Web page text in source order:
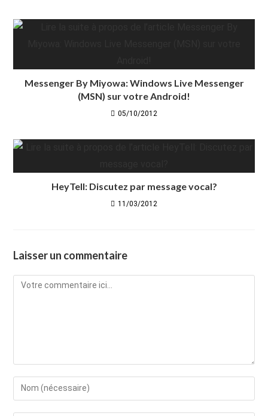
Messenger By Miyowa: Windows Live Messenger
(MSN) sur votre Android!
05/10/2012
HeyTell: Discutez par message vocal?
11/03/2012
Laisser un commentaire
Comment
Enter
your
name